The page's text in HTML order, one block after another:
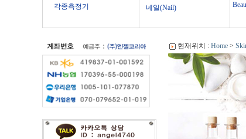
각종측정기
네일(Nail)
현재위치 : Home>